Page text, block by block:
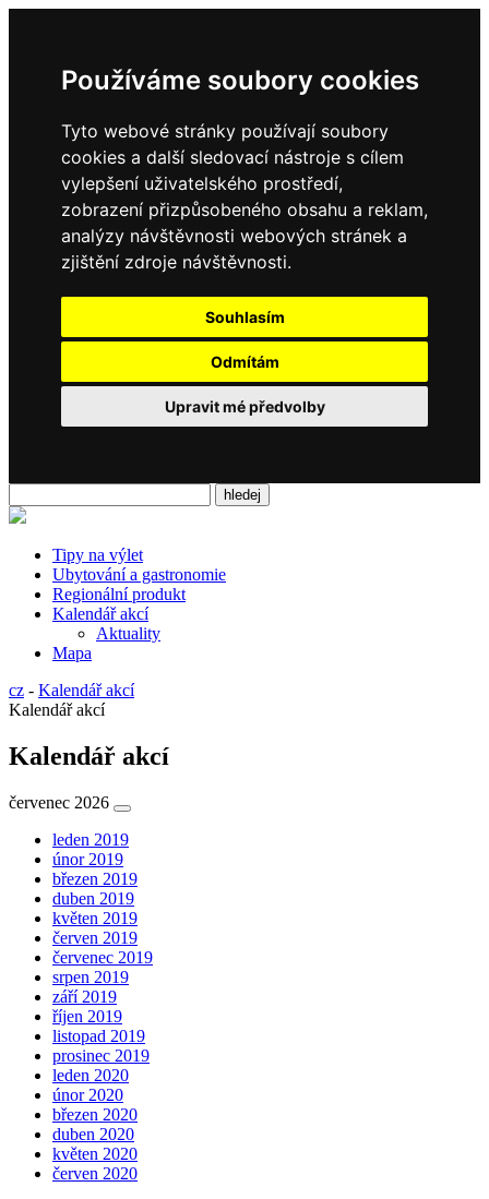
Používáme soubory cookies
Tyto webové stránky používají soubory
cookies a další sledovací nástroje s cílem
vylepšení uživatelského prostředí,
zobrazení přizpůsobeného obsahu a reklam,
analýzy návštěvnosti webových stránek a
zjištění zdroje návštěvnosti.
Souhlasím
Odmítám
Upravit mé předvolby
Tipy na výlet
Ubytování a gastronomie
Regionální produkt
Kalendář akcí
Aktuality
Mapa
cz - Kalendář akcí
Kalendář akcí
Kalendář akcí
červenec 2026
leden 2019
únor 2019
březen 2019
duben 2019
květen 2019
červen 2019
červenec 2019
srpen 2019
září 2019
říjen 2019
listopad 2019
prosinec 2019
leden 2020
únor 2020
březen 2020
duben 2020
květen 2020
červen 2020